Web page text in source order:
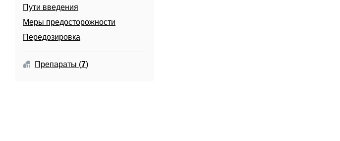
Пути введения
Меры предосторожности
Передозировка
Препараты (7)